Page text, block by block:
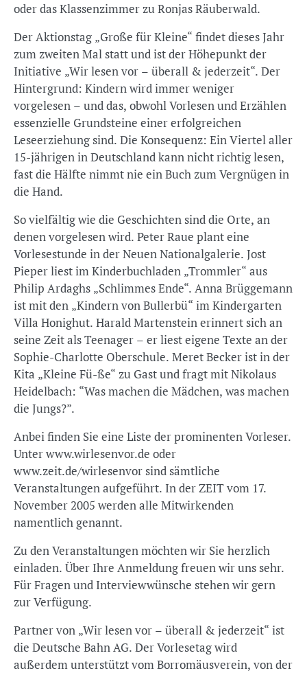
oder das Klassenzimmer zu Ronjas Räuberwald.
Der Aktionstag „Große für Kleine“ findet dieses Jahr
zum zweiten Mal statt und ist der Höhepunkt der
Initiative „Wir lesen vor – überall & jederzeit“. Der
Hintergrund: Kindern wird immer weniger
vorgelesen – und das, obwohl Vorlesen und Erzählen
essenzielle Grundsteine einer erfolgreichen
Leseerziehung sind. Die Konsequenz: Ein Viertel aller
15-jährigen in Deutschland kann nicht richtig lesen,
fast die Hälfte nimmt nie ein Buch zum Vergnügen in
die Hand.
So vielfältig wie die Geschichten sind die Orte, an
denen vorgelesen wird. Peter Raue plant eine
Vorlesestunde in der Neuen Nationalgalerie. Jost
Pieper liest im Kinderbuchladen „Trommler“ aus
Philip Ardaghs „Schlimmes Ende“. Anna Brüggemann
ist mit den „Kindern von Bullerbü“ im Kindergarten
Villa Honighut. Harald Martenstein erinnert sich an
seine Zeit als Teenager – er liest eigene Texte an der
Sophie-Charlotte Oberschule. Meret Becker ist in der
Kita „Kleine Fü-ße“ zu Gast und fragt mit Nikolaus
Heidelbach: “Was machen die Mädchen, was machen
die Jungs?”.
Anbei finden Sie eine Liste der prominenten Vorleser.
Unter www.wirlesenvor.de oder
www.zeit.de/wirlesenvor sind sämtliche
Veranstaltungen aufgeführt. In der ZEIT vom 17.
November 2005 werden alle Mitwirkenden
namentlich genannt.
Zu den Veranstaltungen möchten wir Sie herzlich
einladen. Über Ihre Anmeldung freuen wir uns sehr.
Für Fragen und Interviewwünsche stehen wir gern
zur Verfügung.
Partner von „Wir lesen vor – überall & jederzeit“ ist
die Deutsche Bahn AG. Der Vorlesetag wird
außerdem unterstützt vom Borromäusverein, von der